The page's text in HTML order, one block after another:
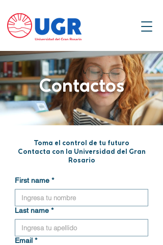
Contactos
Toma el control de tu futuro
Contacta con la Universidad del Gran
Rosario
First name *
Last name *
Email *